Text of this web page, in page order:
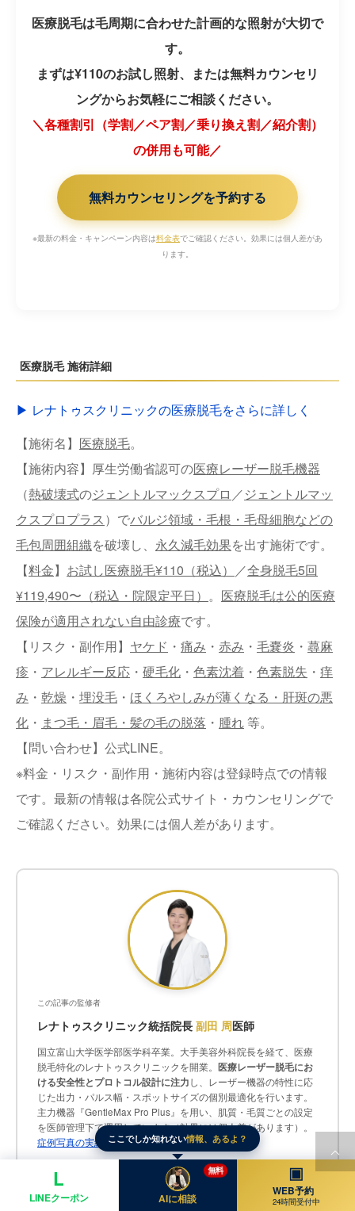
医療脱毛は毛周期に合わせた計画的な照射が大切で
す。
まずは¥110のお試し照射、または無料カウンセリ
ングからお気軽にご相談ください。
＼各種割引（学割／ペア割／乗り換え割／紹介割）
の併用も可能／
無料カウンセリングを予約する
※最新の料金・キャンペーン内容は料金表でご確認ください。効果には個人差があ
ります。
医療脱毛 施術詳細
▶︎ レナトゥスクリニックの医療脱毛をさらに詳しく
【施術名】 医療脱毛。
【施術内容】厚生労働省認可の医療レーザー脱毛機器
（熱破壊式のジェントルマックスプロ ／ジェントルマッ
クスプロプラス）でバルジ領域・毛根・毛母細胞などの
毛包周囲組織を破壊し、 永久減毛効果を出す施術です。
【料金】 お試し医療脱毛¥110（税込） ／全身脱毛5回
¥119,490〜（税込・院限定平日） 。 医療脱毛は公的医療
保険が適用されない自由診療です。
【リスク・副作用】 ヤケド ・ 痛み ・ 赤み ・ 毛嚢炎 ・ 蕁麻
疹 ・ アレルギー反応 ・ 硬毛化 ・ 色素沈着 ・ 色素脱失 ・ 痒
み ・ 乾燥 ・ 埋没毛 ・ ほくろやしみが薄くなる・肝斑の悪
化 ・ まつ毛・眉毛・髪の毛の脱落 ・ 腫れ 等。
【問い合わせ】公式LINE。
※料金・リスク・副作用・施術内容は登録時点での情報
です。最新の情報は各院公式サイト・カウンセリングで
ご確認ください。効果には個人差があります。
この記事の監修者
レナトゥスクリニック統括院長 副田 周医師
国立富山大学医学部医学科卒業。大手美容外科院長を経て、医療
脱毛特化のレナトゥスクリニックを開業。 医療レーザー脱毛にお
ける安全性とプロトコル設計に注力し、レーザー機器の特性に応
じた出力・パルス幅・スポットサイズの個別最適化を行います。
主力機器『GentleMax Pro Plus』を用い、肌質・毛質ごとの設定
を医師管理下で運用しています（効果には個人差があります）。
症例写真の実績はこちら
Allergan社 ジュビダームビスタ®認定医／ボトックスビスタ®認定医／レーザ
ー脱毛士
ここでしか知れない情報、あるよ？
L
LINEクーポン AIに相談
無料 ▣
WEB予約
24時間受付中